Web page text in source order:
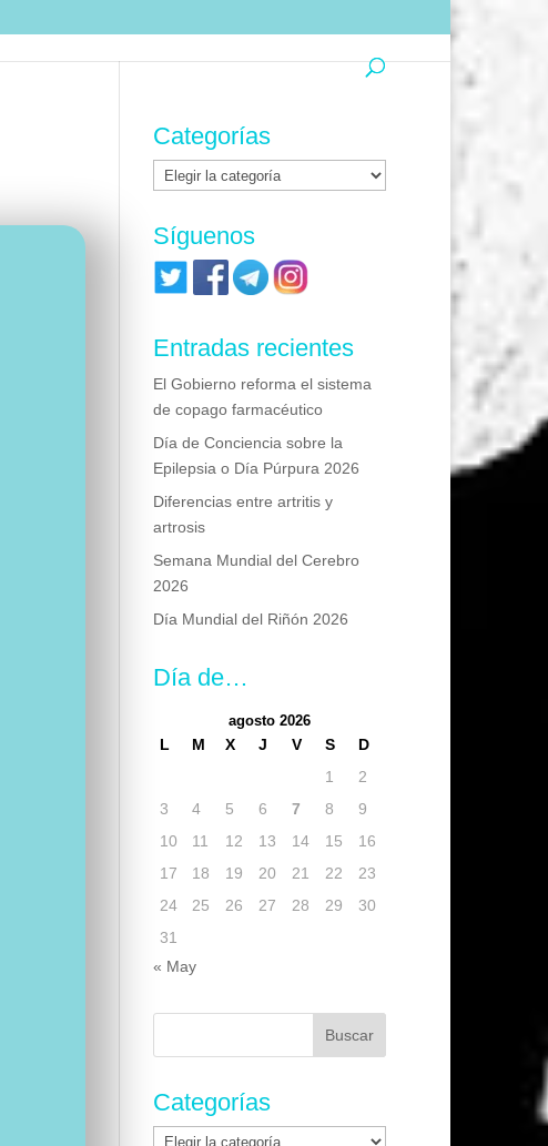
Categorías
Categorías
Síguenos
Entradas recientes
El Gobierno reforma el sistema
de copago farmacéutico
Día de Conciencia sobre la
Epilepsia o Día Púrpura 2026
Diferencias entre artritis y
artrosis
Semana Mundial del Cerebro
2026
Día Mundial del Riñón 2026
Día de…
agosto 2026
L M X J V S
D
1
2
3
4 5 6 7 8
9
10
11 12 13 14 15
16
17
18 19 20 21 22
23
24
25 26 27 28 29
30
31
« May
Buscar:
Categorías
Categorías